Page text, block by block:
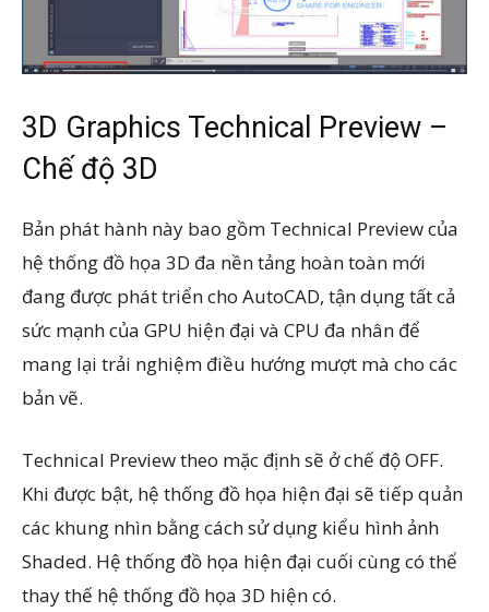
3D Graphics Technical Preview –
Chế độ 3D
Bản phát hành này bao gồm Technical Preview của
hệ thống đồ họa 3D đa nền tảng hoàn toàn mới
đang được phát triển cho AutoCAD, tận dụng tất cả
sức mạnh của GPU hiện đại và CPU đa nhân để
mang lại trải nghiệm điều hướng mượt mà cho các
bản vẽ.
Technical Preview theo mặc định sẽ ở chế độ OFF.
Khi được bật, hệ thống đồ họa hiện đại sẽ tiếp quản
các khung nhìn bằng cách sử dụng kiểu hình ảnh
Shaded. Hệ thống đồ họa hiện đại cuối cùng có thể
thay thế hệ thống đồ họa 3D hiện có.